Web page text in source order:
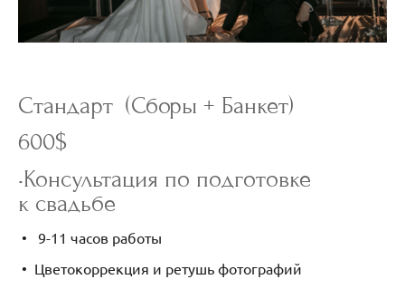
Стандарт (Сборы + Банкет)
600$
•Консультация по подготовке
к свадьбе
• 9-11 часов работы
• Цветокоррекция и ретушь фотографий